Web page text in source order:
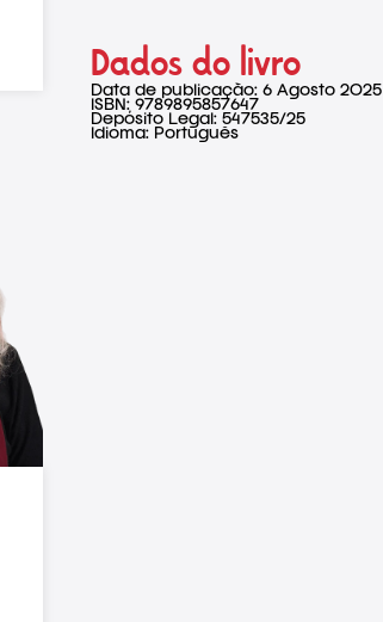
Dados do livro
Data de publicação: 6 Agosto 2025
ISBN: 9789895857647
Depósito Legal: 547535/25
Idioma: Português